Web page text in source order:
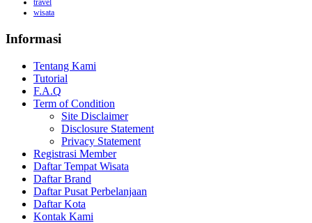
travel
wisata
Informasi
Tentang Kami
Tutorial
F.A.Q
Term of Condition
Site Disclaimer
Disclosure Statement
Privacy Statement
Registrasi Member
Daftar Tempat Wisata
Daftar Brand
Daftar Pusat Perbelanjaan
Daftar Kota
Kontak Kami